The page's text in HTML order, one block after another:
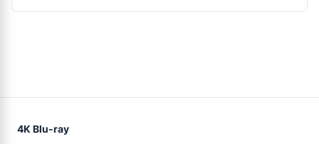
4K Blu-ray